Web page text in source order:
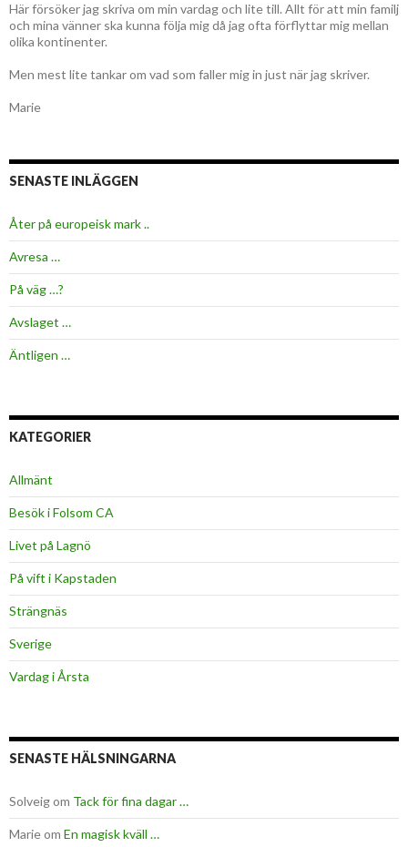
Här försöker jag skriva om min vardag och lite till. Allt för att min familj
och mina vänner ska kunna följa mig då jag ofta förflyttar mig mellan
olika kontinenter.
Men mest lite tankar om vad som faller mig in just när jag skriver.
Marie
SENASTE INLÄGGEN
Åter på europeisk mark ..
Avresa …
På väg …?
Avslaget …
Äntligen …
KATEGORIER
Allmänt
Besök i Folsom CA
Livet på Lagnö
På vift i Kapstaden
Strängnäs
Sverige
Vardag i Årsta
SENASTE HÄLSNINGARNA
Solveigom Tack för fina dagar …
Marieom En magisk kväll …